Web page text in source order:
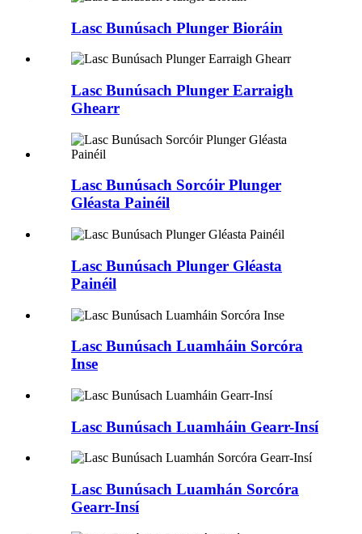
Lasc Bunúsach Plunger Bioráin
Lasc Bunúsach Plunger Earraigh
Ghearr
Lasc Bunúsach Sorcóir Plunger
Gléasta Painéil
Lasc Bunúsach Plunger Gléasta
Painéil
Lasc Bunúsach Luamháin Sorcóra
Inse
Lasc Bunúsach Luamháin Gearr-Insí
Lasc Bunúsach Luamhán Sorcóra
Gearr-Insí